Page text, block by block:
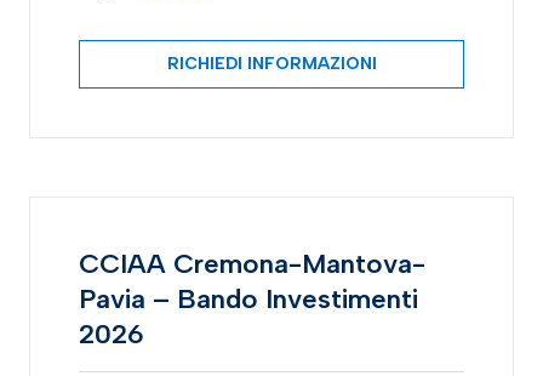
RICHIEDI INFORMAZIONI
CCIAA Cremona-Mantova-
Pavia – Bando Investimenti
2026